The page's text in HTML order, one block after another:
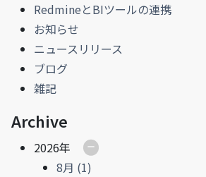
RedmineとBIツールの連携
お知らせ
ニュースリリース
ブログ
雑記
Archive
2026年
8月 (1)